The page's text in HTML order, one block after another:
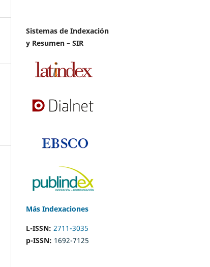
Sistemas de Indexación
y Resumen – SIR
Más Indexaciones
L-ISSN: 2711-3035
p-ISSN: 1692-7125